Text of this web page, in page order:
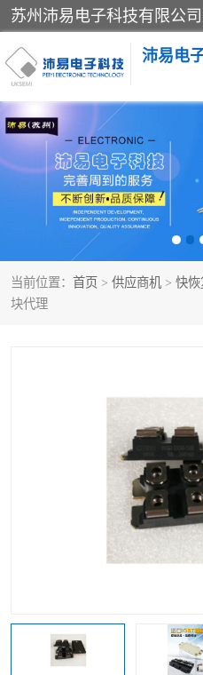
沛易电
当前位置： 首页 > 供应商机 > 快恢
块代理
西门康
快恢复二极管
英飞凌可控硅模块
SEMIKRON西门康IGBT